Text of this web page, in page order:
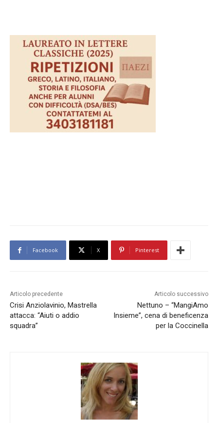
Facebook X Pinterest
Articolo precedente
Crisi Anziolavinio, Mastrella
attacca: “Aiuti o addio
squadra”
Articolo successivo
Nettuno – “MangiAmo
Insieme”, cena di beneficenza
per la Coccinella